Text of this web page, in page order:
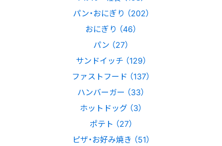
パン・おにぎり （202）
おにぎり （46）
パン （27）
サンドイッチ （129）
ファストフード （137）
ハンバーガー （33）
ホットドッグ （3）
ポテト （27）
ピザ・お好み焼き （51）